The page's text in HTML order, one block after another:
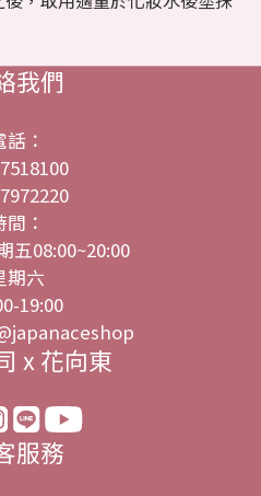
我們
話：
間：
五08:00~20:00
期六
19:00
x 花向東
服務